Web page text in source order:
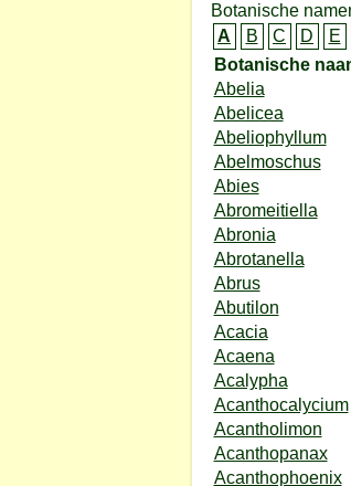
Botanische
A
B C D E
Botanische
Abelia
Abelicea
Abeliophyllum
Abelmoschus
Abies
Abromeitiella
Abronia
Abrotanella
Abrus
Abutilon
Acacia
Acaena
Acalypha
Acanthocalycium
Acantholimon
Acanthopanax
Acanthophoenix